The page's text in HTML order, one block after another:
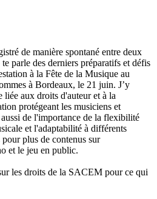
de manière spontané entre deux
parle des derniers préparatifs et défis
à la Fête de la Musique au
à Bordeaux, le 21 juin. J’y
liée aux droits d'auteur et à la
protégeant les musiciens et
de l'importance de la flexibilité
et l'adaptabilité à différents
plus de contenus sur
et le jeu en public.
les droits de la SACEM pour ce qui